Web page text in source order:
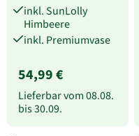
inkl. SunLolly
Himbeere
inkl. Premiumvase
54,99 €
Lieferbar vom08.08.
bis30.09.